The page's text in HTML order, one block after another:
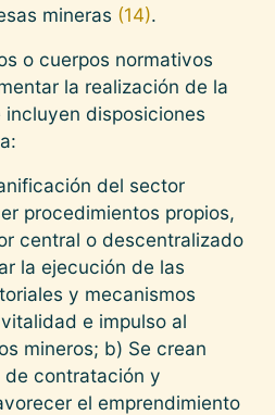
mineras (14).
o cuerpos normativos
la realización de la
incluyen disposiciones
del sector
procedimientos propios,
central o descentralizado
la ejecución de las
y mecanismos
e impulso al
mineros; b) Se crean
de contratación y
el emprendimiento